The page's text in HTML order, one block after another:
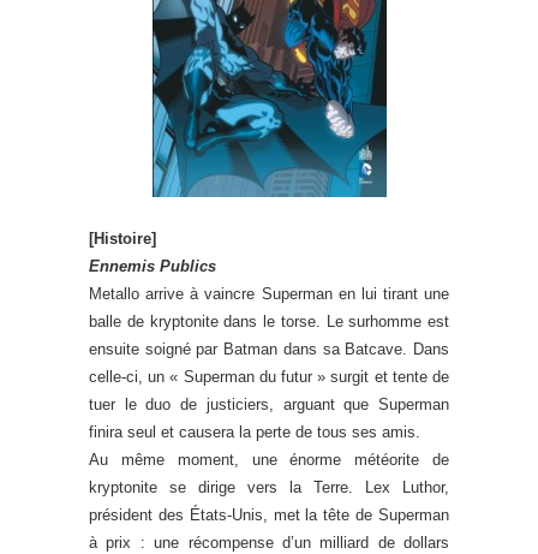
[Histoire]
Ennemis Publics
Metallo arrive à vaincre Superman en lui tirant une
balle de kryptonite dans le torse. Le surhomme est
ensuite soigné par Batman dans sa Batcave. Dans
celle-ci, un « Superman du futur » surgit et tente de
tuer le duo de justiciers, arguant que Superman
finira seul et causera la perte de tous ses amis.
Au même moment, une énorme météorite de
kryptonite se dirige vers la Terre. Lex Luthor,
président des États-Unis, met la tête de Superman
à prix : une récompense d’un milliard de dollars